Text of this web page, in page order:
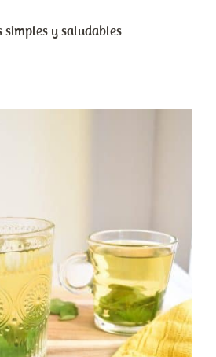
simples y saludables